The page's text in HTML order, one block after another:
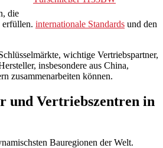
die
erfüllen. internationale Standards und den
wichtige Vertriebspartner,
insbesondere aus China,
zusammenarbeiten können.
und Vertriebszentren in
Bauregionen der Welt.